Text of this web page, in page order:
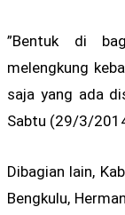
”Bentuk di
melengkung
saja yang ada
Sabtu (29/3/
Dibagian lain,
Bengkulu,